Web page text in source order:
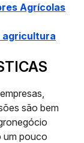
Agrícolas
agricultura
são bem
um pouco